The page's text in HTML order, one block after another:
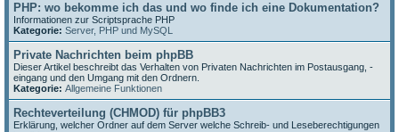
PHP: wo bekomme ich das und wo finde ich eine Dokumentation?
Informationen zur Scriptsprache PHP
Kategorie: Server, PHP und MySQL
Private Nachrichten beim phpBB
Dieser Artikel beschreibt das Verhalten von Privaten Nachrichten im Postausgang, -
eingang und den Umgang mit den Ordnern.
Kategorie: Allgemeine Funktionen
Rechteverteilung (CHMOD) für phpBB3
Erklärung, welcher Ordner auf dem Server welche Schreib- und Leseberechtigungen